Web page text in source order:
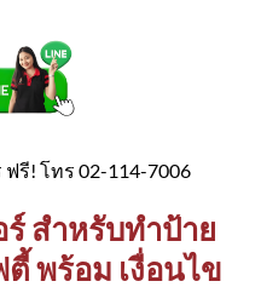
รี! โทร 02-114-7006
สำหรับทำป้าย
พร้อม เงื่อนไข